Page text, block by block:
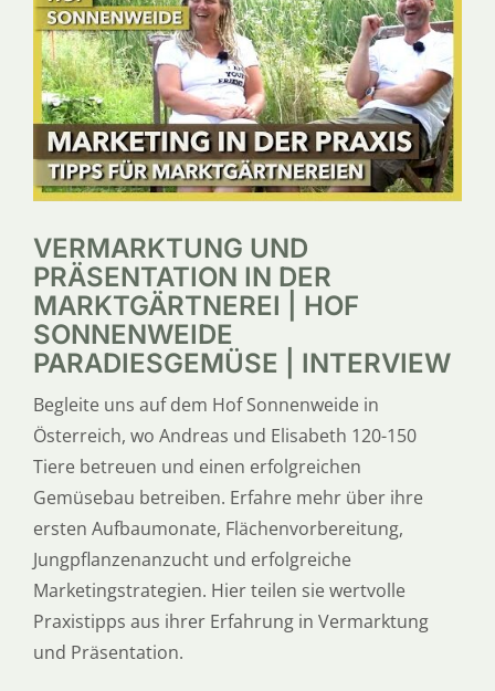
VERMARKTUNG UND
PRÄSENTATION IN DER
MARKTGÄRTNEREI | HOF
SONNENWEIDE
PARADIESGEMÜSE | INTERVIEW
Begleite uns auf dem Hof Sonnenweide in
Österreich, wo Andreas und Elisabeth 120-150
Tiere betreuen und einen erfolgreichen
Gemüsebau betreiben. Erfahre mehr über ihre
ersten Aufbaumonate, Flächenvorbereitung,
Jungpflanzenanzucht und erfolgreiche
Marketingstrategien. Hier teilen sie wertvolle
Praxistipps aus ihrer Erfahrung in Vermarktung
und Präsentation.